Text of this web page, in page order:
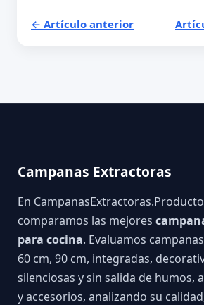
← Artículo anterior
Campanas Extractoras
En
comparamos las mejores
para cocina. Evaluamos
60 cm, 90 cm, integradas,
silenciosas y sin salida de humos,
y accesorios, analizando su